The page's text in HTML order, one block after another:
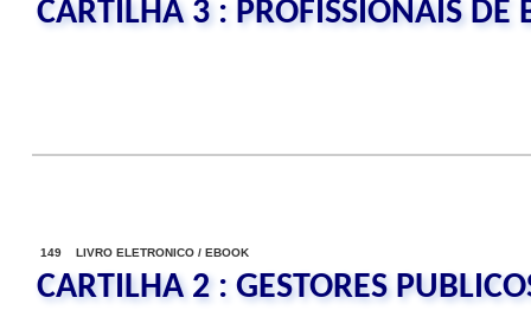
CARTILHA 3 : PROFISSIONAIS DE
149 LIVRO ELETRONICO / EBOOK
CARTILHA 2 : GESTORES